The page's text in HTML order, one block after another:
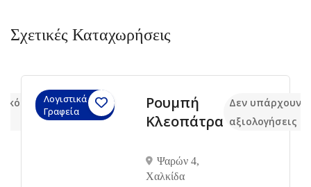
Σχετικές Καταχωρήσεις
Λογιστικά
Γραφεία
Ρουμπή
Κλεοπάτρα
Ψαρών 4,
Χαλκίδα
Δεν υπάρχουν
αξιολογήσεις